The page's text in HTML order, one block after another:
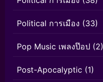
Political การเมือง (33)
Pop Music เพลงป๊อป (2)
Post-Apocalyptic (1)